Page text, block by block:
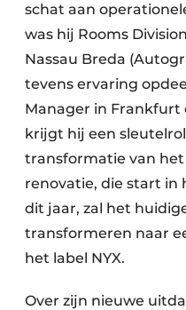
schat aan
was hij Rooms
Nassau Breda
tevens ervaring
Manager in
krijgt hij een
transformatie van
renovatie, die start in
dit jaar, zal het
transformeren naar
het label NYX.
Over zijn nieuwe